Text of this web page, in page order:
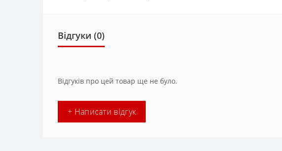
Відгуки (0)
Відгуків про цей товар ще не було.
+ Написати відгук